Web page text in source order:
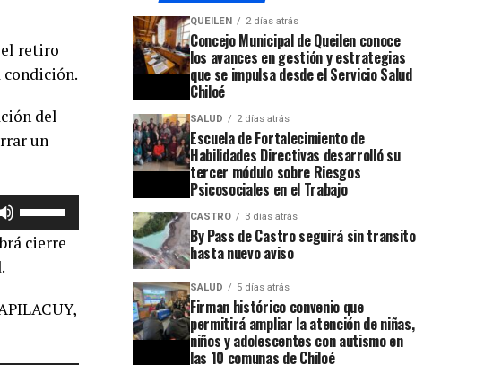
el retiro
condición.
del
un
teclas
arriba/abajo
cierre
QUEILEN 2 días atrás
Concejo Municipal de Queilen conoce
los avances en gestión y estrategias
que se impulsa desde el Servicio Salud
Chiloé
SALUD 2 días atrás
Escuela de Fortalecimiento de
Habilidades Directivas desarrolló su
tercer módulo sobre Riesgos
Psicosociales en el Trabajo
CASTRO 3 días atrás
By Pass de Castro seguirá sin transito
hasta nuevo aviso
SALUD 5 días atrás
Firman histórico convenio que
permitirá ampliar la atención de niñas,
niños y adolescentes con autismo en
las 10 comunas de Chiloé